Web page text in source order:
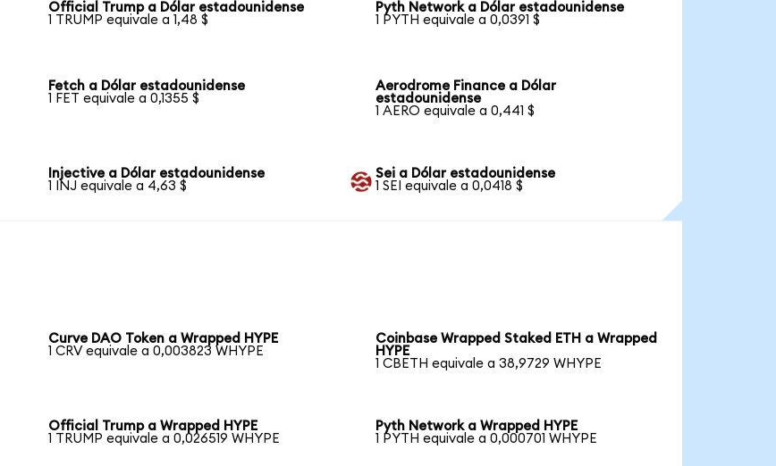
Official Trump a Dólar estadounidense
1 TRUMP equivale a 1,48 $
Pyth Network a Dólar estadounidense
1 PYTH equivale a 0,0391 $
Fetch a Dólar estadounidense
1 FET equivale a 0,1355 $
Aerodrome Finance a Dólar
estadounidense
1 AERO equivale a 0,441 $
Injective a Dólar estadounidense
1 INJ equivale a 4,63 $
Sei a Dólar estadounidense
1 SEI equivale a 0,0418 $
Curve DAO Token a Wrapped HYPE
1 CRV equivale a 0,003823 WHYPE
Coinbase Wrapped Staked ETH a Wrapped
HYPE
1 CBETH equivale a 38,9729 WHYPE
Official Trump a Wrapped HYPE
1 TRUMP equivale a 0,026519 WHYPE
Pyth Network a Wrapped HYPE
1 PYTH equivale a 0,000701 WHYPE